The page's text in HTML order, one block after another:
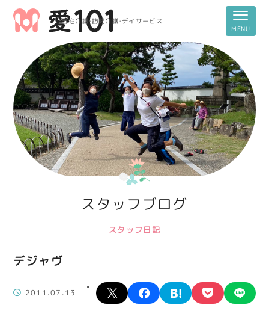
居宅介護・訪問介護・デイサービス
スタッフブログ
スタッフ日記
デジャヴ
2011.07.13
X facebookhatena pocket